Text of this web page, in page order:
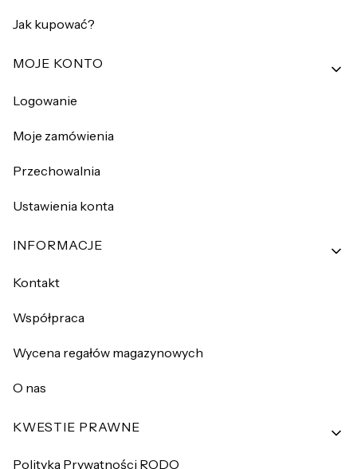
Jak kupować?
MOJE KONTO
Logowanie
Moje zamówienia
Przechowalnia
Ustawienia konta
INFORMACJE
Kontakt
Współpraca
Wycena regałów magazynowych
O nas
KWESTIE PRAWNE
Polityka Prywatności RODO